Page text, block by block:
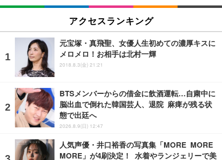
アクセスランキング
元宝塚・真飛聖、女優人生初めての濃厚キスに
メロメロ！お相手は北村一輝
2018.8.3(金) 21:21
BTSメンバーからの借金に飲酒運転…自粛中に
脳出血で倒れた韓国芸人、退院 麻痺が残る状
態で出廷へ
2026.8.9(日) 12:47
人気声優・井口裕香の写真集「MORE MORE
MORE」が4刷決定！ 水着やランジェリーで美